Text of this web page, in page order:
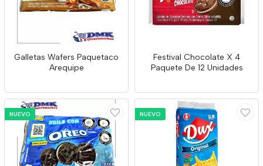
Galletas Wafers Paquetaco
Arequipe
Festival Chocolate X 4
Paquete De 12 Unidades
NUEVO NUEVO